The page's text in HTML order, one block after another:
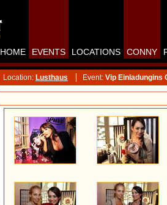
HOME EVENTS LOCATIONS CONNY
Location: Lusthaus Event: Vip Einladungins